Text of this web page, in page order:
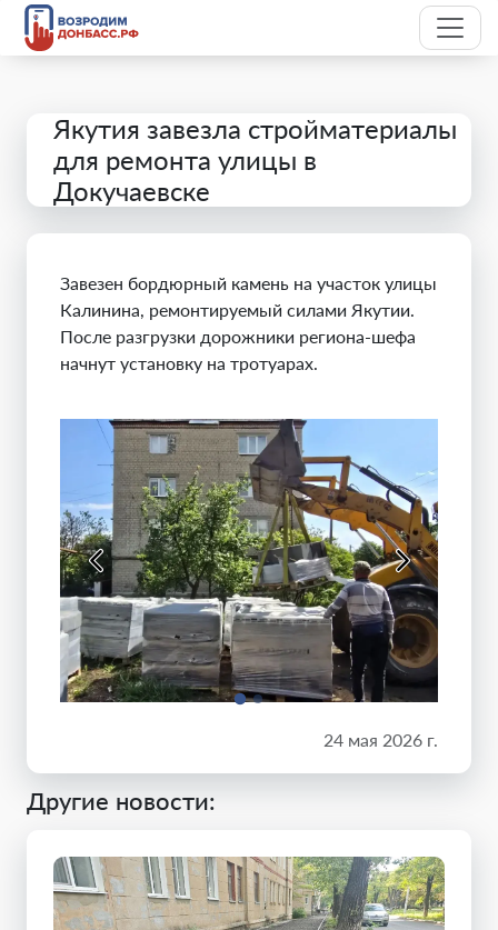
Якутия завезла стройматериалы
для ремонта улицы в
Докучаевске
Завезен бордюрный камень на участок улицы
Калинина, ремонтируемый силами Якутии.
После разгрузки дорожники региона-шефа
начнут установку на тротуарах.
24 мая 2026 г.
Другие новости: